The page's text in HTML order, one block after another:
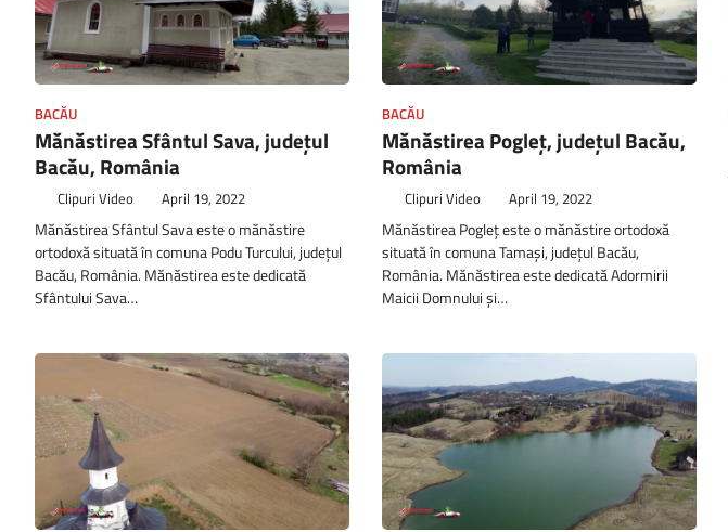
BACĂU
Mănăstirea Sfântul Sava, județul
Bacău, România
Clipuri Video April 19, 2022
Mănăstirea Sfântul Sava este o mănăstire
ortodoxă situată în comuna Podu Turcului, județul
Bacău, România. Mănăstirea este dedicată
Sfântului Sava…
BACĂU
Mănăstirea Pogleț, județul Bacău,
România
Clipuri Video April 19, 2022
Mănăstirea Pogleț este o mănăstire ortodoxă
situată în comuna Tamași, județul Bacău,
România. Mănăstirea este dedicată Adormirii
Maicii Domnului și…